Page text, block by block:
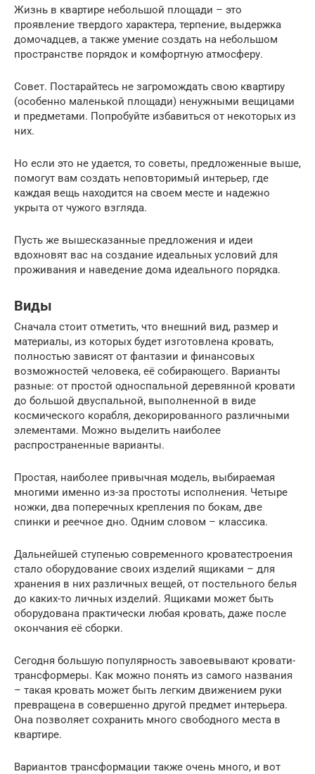
Жизнь в квартире небольшой площади – это
проявление твердого характера, терпение, выдержка
домочадцев, а также умение создать на небольшом
пространстве порядок и комфортную атмосферу.
Совет. Постарайтесь не загромождать свою квартиру
(особенно маленькой площади) ненужными вещицами
и предметами. Попробуйте избавиться от некоторых из
них.
Но если это не удается, то советы, предложенные выше,
помогут вам создать неповторимый интерьер, где
каждая вещь находится на своем месте и надежно
укрыта от чужого взгляда.
Пусть же вышесказанные предложения и идеи
вдохновят вас на создание идеальных условий для
проживания и наведение дома идеального порядка.
Виды
Сначала стоит отметить, что внешний вид, размер и
материалы, из которых будет изготовлена кровать,
полностью зависят от фантазии и финансовых
возможностей человека, её собирающего. Варианты
разные: от простой односпальной деревянной кровати
до большой двуспальной, выполненной в виде
космического корабля, декорированного различными
элементами. Можно выделить наиболее
распространенные варианты.
Простая, наиболее привычная модель, выбираемая
многими именно из-за простоты исполнения. Четыре
ножки, два поперечных крепления по бокам, две
спинки и реечное дно. Одним словом – классика.
Дальнейшей ступенью современного кроватестроения
стало оборудование своих изделий ящиками – для
хранения в них различных вещей, от постельного белья
до каких-то личных изделий. Ящиками может быть
оборудована практически любая кровать, даже после
окончания её сборки.
Сегодня большую популярность завоевывают кровати-
трансформеры. Как можно понять из самого названия
– такая кровать может быть легким движением руки
превращена в совершенно другой предмет интерьера.
Она позволяет сохранить много свободного места в
квартире.
Вариантов трансформации также очень много, и вот